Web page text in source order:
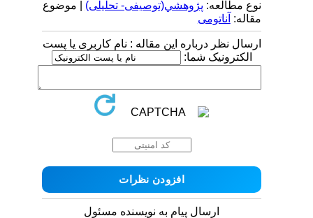
نوع مطالعه:پژوهشي(توصیفی- تحلیلی) | موضوع
مقاله:آناتومی
ارسال نظر درباره این مقاله : نام کاربری یا پست
الکترونیک شما:
ارسال پیام به نویسنده مسئول